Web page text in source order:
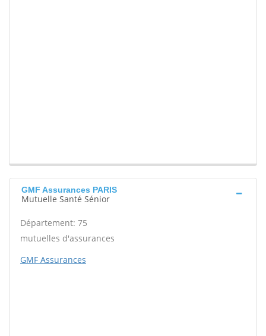
GMF Assurances PARIS
Mutuelle Santé Sénior
Département: 75
mutuelles d'assurances
GMF Assurances